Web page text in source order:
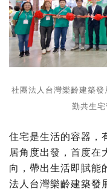
社團法人台灣樂齡建築
勤共生宅
住宅是生活的容器，
居角度出發，首度在
向，帶出生活即賦能
法人台灣樂齡建築發